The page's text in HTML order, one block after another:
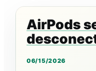
AirPods
06/15/2026